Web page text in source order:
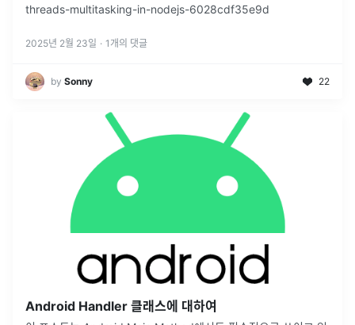
threads-multitasking-in-nodejs-6028cdf35e9d
2025년 2월 23일 · 1 개의 댓글
by Sonny 22
Android Handler 클래스에 대하여